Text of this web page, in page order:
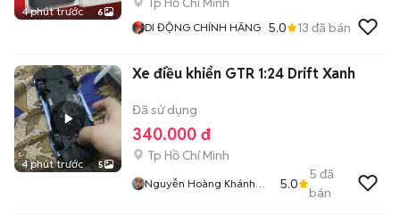
4 phút trước 6
DI ĐỘNG CHÍNH HÃNG 5.0 13 đã bán
4 phút trước 5
Xe điều khiển GTR 1:24 Drift Xanh
Đã sử dụng
340.000 đ
Tp Hồ Chí Minh
Nguyễn Hoàng Khánh
5.0
5 đã
bán